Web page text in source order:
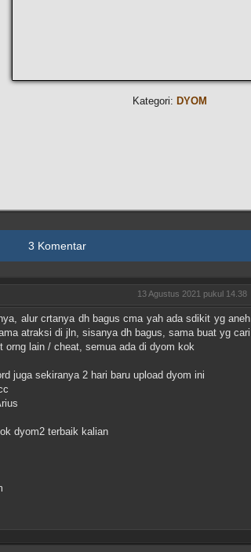
Kategori: DYOM
3 Komentar
13 Agustus 2021 pukul 14.38
alur crtanya dh bagus cma yah ada sdikit yg aneh
atraksi di jln, sisanya dh bagus, sama buat yg cari
orng lain / cheat, semua ada di dyom kok
juga sekiranya 2 hari baru upload dyom ini
dyom2 terbaik kalian